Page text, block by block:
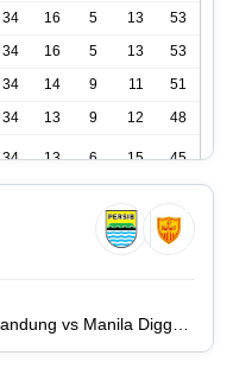
34 16 5 13
53
34 16 5 13
53
34 14 9 11
51
34 13 9 12
48
34 13 6 15 45
17
Persatuan Sepak Bola Indonesia Bandung vs Manila Digger FC